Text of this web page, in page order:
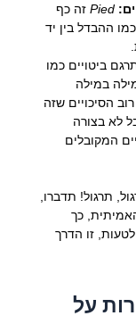
Piedזה כף
ההבדל בין יד
ביטויים כמו
במילה
הסיכויים שזה
לא בצורה
המקובלים
תרגול! תדברו,
כך
זו הדרך
על